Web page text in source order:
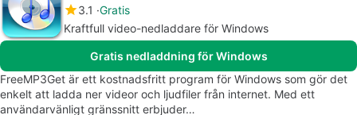
3.1 Gratis
Kraftfull video-nedladdare för Windows
Gratis nedladdning för Windows
FreeMP3Get är ett kostnadsfritt program för Windows som gör det
enkelt att ladda ner videor och ljudfiler från internet. Med ett
användarvänligt gränssnitt erbjuder…